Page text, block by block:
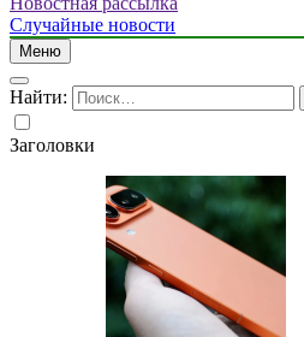
Случайные новости
Меню
Найти:
Заголовки